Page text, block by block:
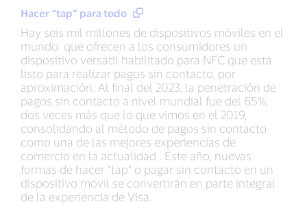
Hacer “tap” para todo
Hay seis mil millones de dispositivos móviles en el
mundo que ofrecen a los consumidores un
dispositivo versátil habilitado para NFC que está
listo para realizar pagos sin contacto, por
aproximación. Al final del 2023, la penetración de
pagos sin contacto a nivel mundial fue del 65%,
dos veces más que lo que vimos en el 2019,
consolidando al método de pagos sin contacto
como una de las mejores experiencias de
comercio en la actualidad . Este año, nuevas
formas de hacer “tap” o pagar sin contacto en un
dispositivo móvil se convertirán en parte integral
de la experiencia de Visa.